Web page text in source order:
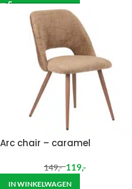
Arc chair – caramel
149,- 119,-
IN WINKELWAGEN